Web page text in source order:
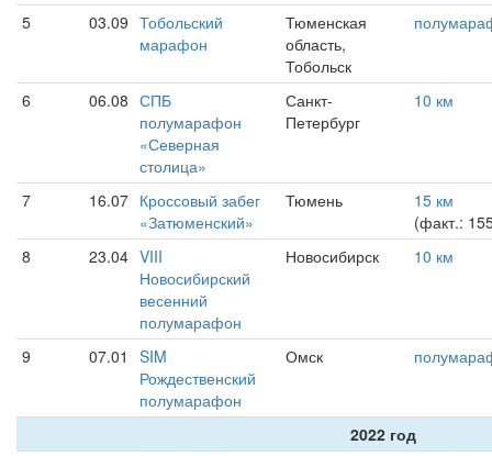
5 03.09 Тобольский
марафон
Тюменская
область,
Тобольск
6 06.08 СПБ
полумарафон
«Северная
столица»
Санкт-
Петербург
10 км
7 16.07 Кроссовый забег
«Затюменский»
Тюмень
15 км
(факт.:
8
23.04 VIII
Новосибирский
весенний
полумарафон
Новосибирск 10 км
9 07.01
SIM
Рождественский
полумарафон
Омск
2022 год